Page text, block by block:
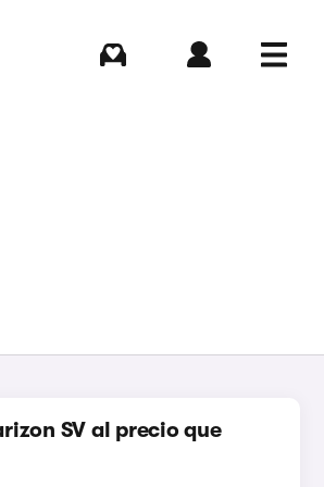
SV al precio que